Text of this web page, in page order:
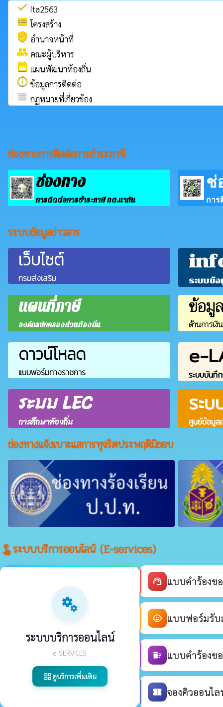
check ita2563
view_list โครงสร้าง
verified_user อำนาจหน้าที่
group คณะผู้บริหาร
date_range แผนพัฒนาท้องถิ่น
info_outline ข้อมูลการติดต่อ
view_headline กฏหมายที่เกี่ยวข้อง
ช่องทางการติดต่อการชำระภาษี
ช่องทาง
การติดต่อการชำระภาษี ทต.นาทัน
ช่
กา
ระบบข้อมูลข่าวสาร
เว็บไซต์
กรมส่งเสริม ระบบข้
แผนที่ภาษี
องค์กรปกครองส่วนท้องถิ่น
ข้อมูล
ด้านการเ
ดาวน์โหลด
แบบฟอร์มทางราชการ
e-
ระบบบัน
ระบบ LEC
การศึกษาท้องถิ่น
ระบ
ศูนย์ข้อมูล
ช่องทางแจ้งเบาะแสการทุจริตประพฤติมิชอบ
touch_appระบบบริการออนไลน์ (E-services)
miscellaneous_services
ระบบบริการออนไลน์
e-SERVICES
grid_viewดูบริการเพิ่มเติม
support_agent แบบคำร้องข
child_care แบบฟอร์มรับ
delete_sweep แบบคำร้องข
confirmation_number จองคิวออนไ